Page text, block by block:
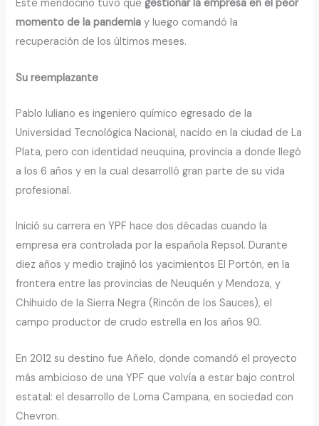
Este mendocino tuvo que gestionar la empresa en el peor
momento de la pandemia y luego comandó la
recuperación de los últimos meses.
Su reemplazante
Pablo Iuliano es ingeniero químico egresado de la
Universidad Tecnológica Nacional, nacido en la ciudad de La
Plata, pero con identidad neuquina, provincia a donde llegó
a los 6 años y en la cual desarrolló gran parte de su vida
profesional.
Inició su carrera en YPF hace dos décadas cuando la
empresa era controlada por la española Repsol. Durante
diez años y medio trajinó los yacimientos El Portón, en la
frontera entre las provincias de Neuquén y Mendoza, y
Chihuido de la Sierra Negra (Rincón de los Sauces), el
campo productor de crudo estrella en los años 90.
En 2012 su destino fue Añelo, donde comandó el proyecto
más ambicioso de una YPF que volvía a estar bajo control
estatal: el desarrollo de Loma Campana, en sociedad con
Chevron.